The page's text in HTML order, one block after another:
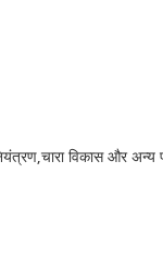
विकास और अन्य